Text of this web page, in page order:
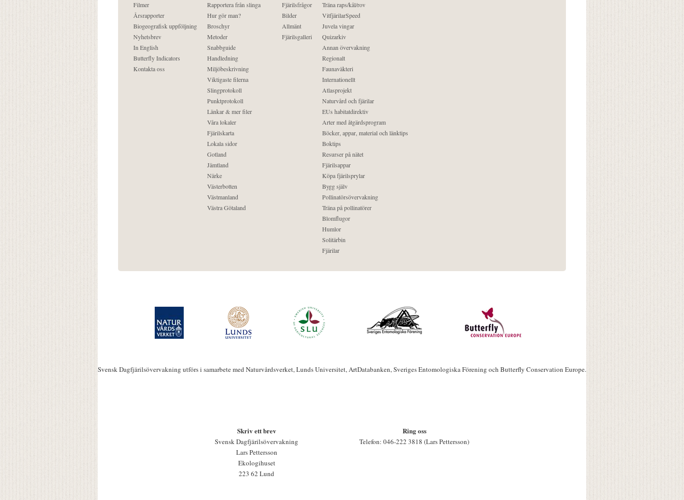
Filmer
Årsrapporter
Biogeografisk uppföljning
Nyhetsbrev
In English
Butterfly Indicators
Kontakta oss
Rapportera från slinga
Hur gör man?
Broschyr
Metoder
Snabbguide
Handledning
Miljöbeskrivning
Viktigaste filerna
Slingprotokoll
Punktprotokoll
Länkar & mer filer
Våra lokaler
Fjärilskarta
Lokala sidor
Gotland
Jämtland
Närke
Västerbotten
Västmanland
Västra Götaland
Fjärilsfrågor
Bilder
Allmänt
Fjärilsgalleri
Träna raps/kål/rov
VitfjärilarSpeed
Juvela vingar
Quizarkiv
Annan övervakning
Regionalt
Faunaväkteri
Internationellt
Atlasprojekt
Naturvård och fjärilar
EUs habitatdirektiv
Arter med åtgärdsprogram
Böcker, appar, material och länktips
Boktips
Resurser på nätet
Fjärilsappar
Köpa fjärilsprylar
Bygg själv
Pollinatörsövervakning
Träna på pollinatörer
Blomflugor
Humlor
Solitärbin
Fjärilar
Svensk Dagfjärilsövervakning utförs i samarbete med Naturvårdsverket, Lunds Universitet, ArtDatabanken, Sveriges Entomologiska Förening och Butterfly Conservation Europe.
Skriv ett brev
Svensk Dagfjärilsövervakning
Lars Pettersson
Ekologihuset
223 62 Lund
Ring oss
Telefon: 046-222 3818 (Lars Pettersson)